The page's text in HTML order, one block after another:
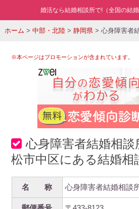
婚活なら結婚相談所で!（全国の結婚
ホーム > 中部・北陸> 静岡県> 心身障害者
※本ページはプロモーションが含まれています。
心身障害者結婚相談
松市中区にある結婚相
名 称 心身障害者結婚相談